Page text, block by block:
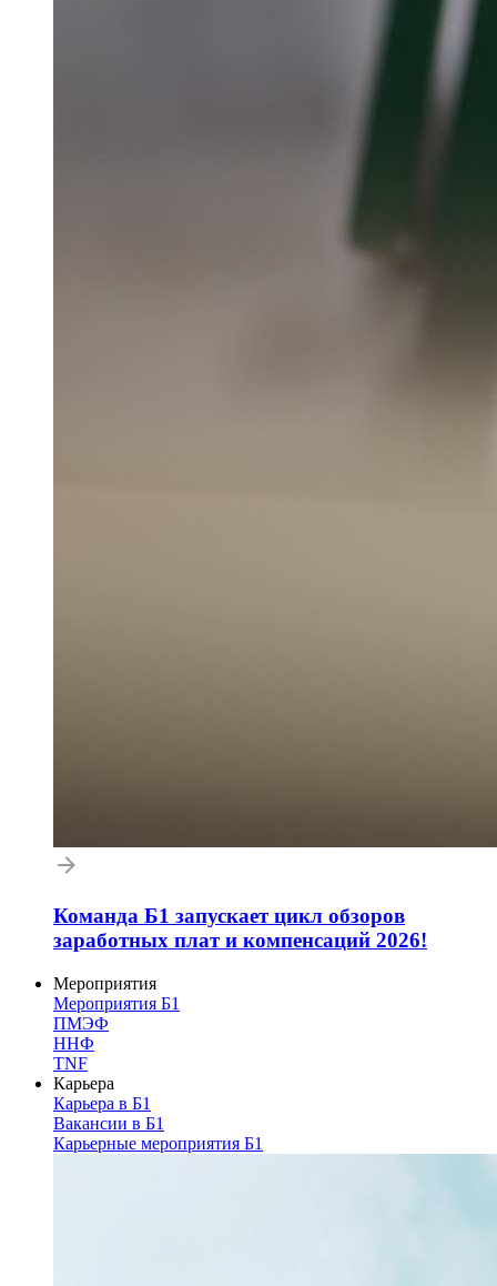
Команда Б1 запускает цикл обзоров
заработных плат и компенсаций 2026!
Мероприятия
Мероприятия Б1
ПМЭФ
ННФ
TNF
Карьера
Карьера в Б1
Вакансии в Б1
Карьерные мероприятия Б1